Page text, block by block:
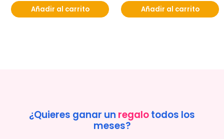
Añadir al carrito Añadir al carrito
¿Quieres ganar un regalotodos los
meses?